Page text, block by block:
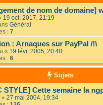
de nom de domaine]
19 oct. 2017, 21:19
Général
: 7
: Arnaques sur PayPal /!\
« 19 févr. 2005, 20:40
: 6
Sujets
STYLE] Cette semaine la
« 27 mai 2004, 19:34